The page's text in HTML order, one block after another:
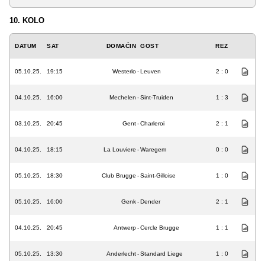
10. KOLO
DATUM SAT DOMAĆIN GOST REZ
05.10.25. 19:15 Westerlo-Leuven 2 : 0
04.10.25. 16:00 Mechelen -Sint-Truiden 1 : 3
03.10.25. 20:45 Gent-Charleroi 2 : 1
04.10.25. 18:15 La Louviere -Waregem 0 : 0
05.10.25. 18:30 Club Brugge -Saint-Gilloise 1 : 0
05.10.25. 16:00 Genk-Dender 2 : 1
04.10.25. 20:45 Antwerp-Cercle Brugge 1 : 1
05.10.25. 13:30 Anderlecht-Standard Liege 1 : 0